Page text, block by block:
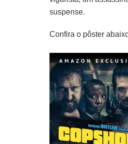
suspense.
Confira o pôster